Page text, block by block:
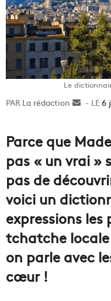
Le
La rédaction
Envoyer
6
Parce que
pas « un vrai »
pas de
voici un
expressions les
tchatche
on parle avec
cœur !